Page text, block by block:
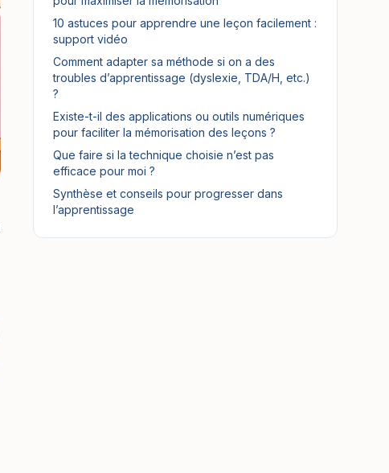
10 astuces pour apprendre une leçon facilement :
support vidéo
Comment adapter sa méthode si on a des
troubles d’apprentissage (dyslexie, TDA/H, etc.)
?
Existe-t-il des applications ou outils numériques
pour faciliter la mémorisation des leçons ?
Que faire si la technique choisie n’est pas
efficace pour moi ?
Synthèse et conseils pour progresser dans
l’apprentissage